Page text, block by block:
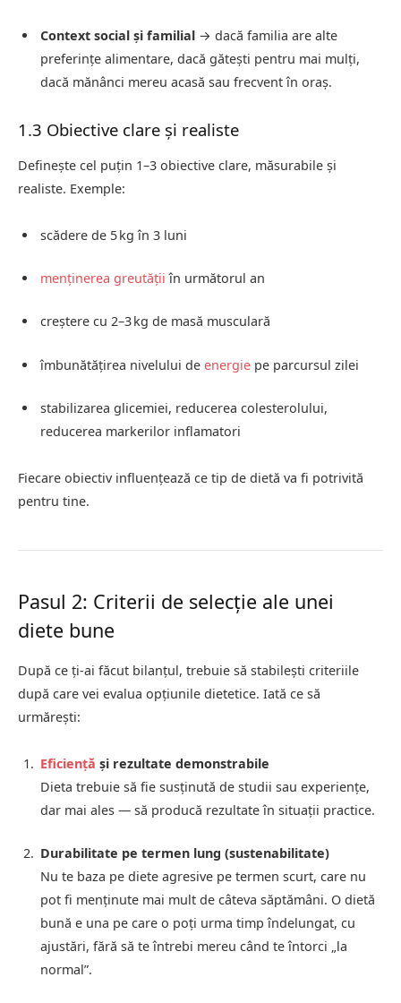
Context social și familial → dacă familia are alte
preferințe alimentare, dacă gătești pentru mai mulți,
dacă mănânci mereu acasă sau frecvent în oraș.
1.3 Obiective clare și realiste
Definește cel puțin 1–3 obiective clare, măsurabile și
realiste. Exemple:
scădere de 5 kg în 3 luni
menținerea greutății în următorul an
creștere cu 2–3 kg de masă musculară
îmbunătățirea nivelului de energie pe parcursul zilei
stabilizarea glicemiei, reducerea colesterolului,
reducerea markerilor inflamatori
Fiecare obiectiv influențează ce tip de dietă va fi potrivită
pentru tine.
Pasul 2: Criterii de selecție ale unei
diete bune
După ce ți-ai făcut bilanțul, trebuie să stabilești criteriile
după care vei evalua opțiunile dietetice. Iată ce să
urmărești:
Eficiență și rezultate demonstrabile
Dieta trebuie să fie susținută de studii sau experiențe,
dar mai ales — să producă rezultate în situații practice.
Durabilitate pe termen lung (sustenabilitate)
Nu te baza pe diete agresive pe termen scurt, care nu
pot fi menținute mai mult de câteva săptămâni. O dietă
bună e una pe care o poți urma timp îndelungat, cu
ajustări, fără să te întrebi mereu când te întorci „la
normal”.